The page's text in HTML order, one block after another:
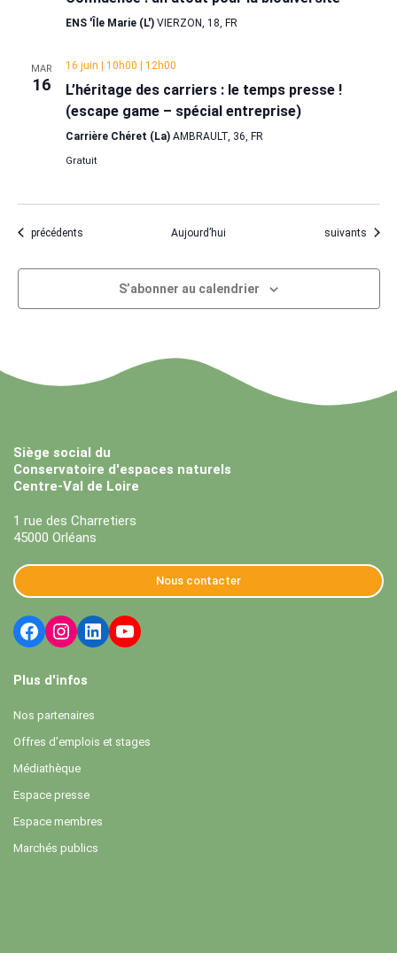
ENS 'Île Marie (L') VIERZON, 18, FR
MAR
16
16 juin | 10h00 | 12h00
L’héritage des carriers : le temps presse !
(escape game – spécial entreprise)
Carrière Chéret (La) AMBRAULT, 36, FR
Gratuit
Évènements
précédents Aujourd’hui Évènements
suivants
S’abonner au calendrier
Siège social du
Conservatoire d'espaces naturels
Centre-Val de Loire
1 rue des Charretiers
45000 Orléans
Nous contacter
Plus d'infos
Nos partenaires
Offres d’emplois et stages
Médiathèque
Espace presse
Espace membres
Marchés publics